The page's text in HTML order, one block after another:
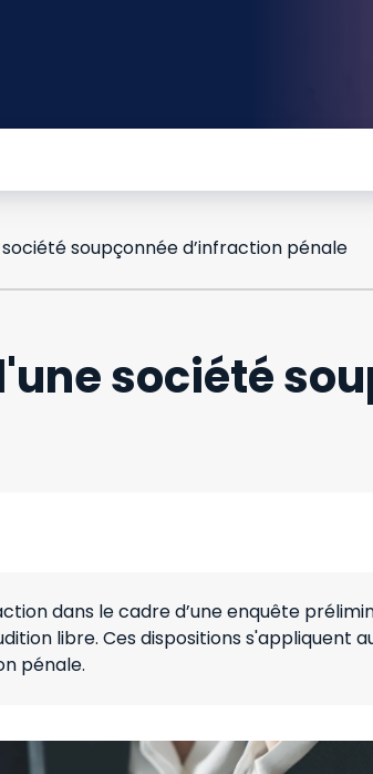
soupçonnée d’infraction pénale
société
dans le cadre d’une enquête
libre. Ces dispositions s'appliquent
pénale.